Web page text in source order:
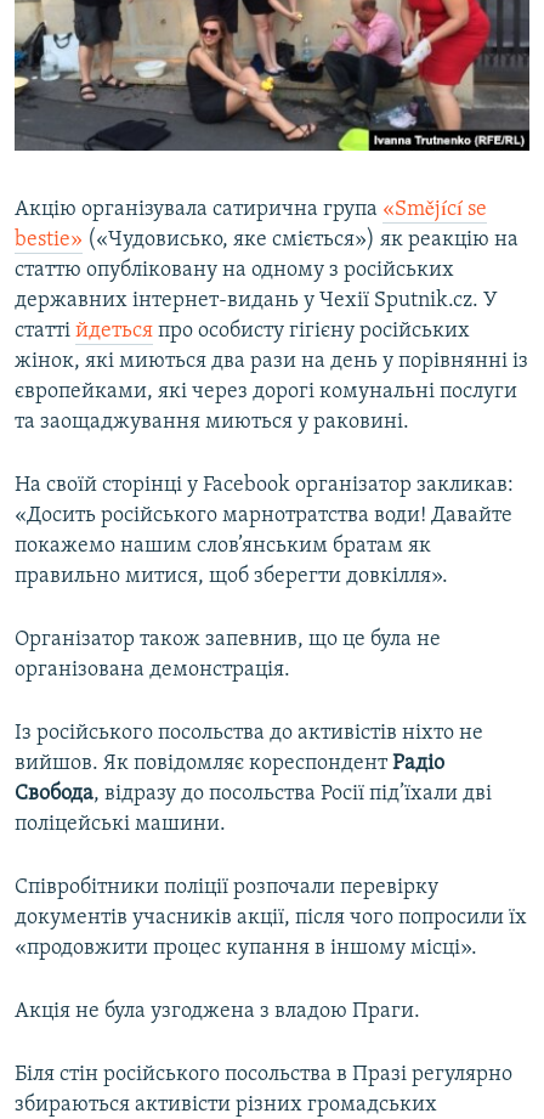
Акцію організувала сатирична група «Smějící se
bestie» («​Чудовисько, яке сміється»​) як реакцію на
статтю опубліковану на одному з російських
державних інтернет-видань у Чехії Sputnik.cz. У
статті йдеться про особисту гігієну російських
жінок, які миються два рази на день у порівнянні із
європейками, які через дорогі комунальні послуги
та заощаджування миються у раковині.
На своїй сторінці у Facebook організатор закликав:
«Досить російського марнотратства води! Давайте
покажемо нашим слов’янським братам як
правильно митися, щоб зберегти довкілля».
Організатор також запевнив, що це була не
організована демонстрація.
Із російського посольства до активістів ніхто не
вийшов. Як повідомляє кореспондентРадіо
Свобода, відразу до посольства Росії під’їхали дві
поліцейські машини.
Співробітники поліції розпочали перевірку
документів учасників акції, після чого попросили їх
«продовжити процес купання в іншому місці».
Акція не була узгоджена з владою Праги.
Біля стін російського посольства в Празі регулярно
збираються активісти різних громадських